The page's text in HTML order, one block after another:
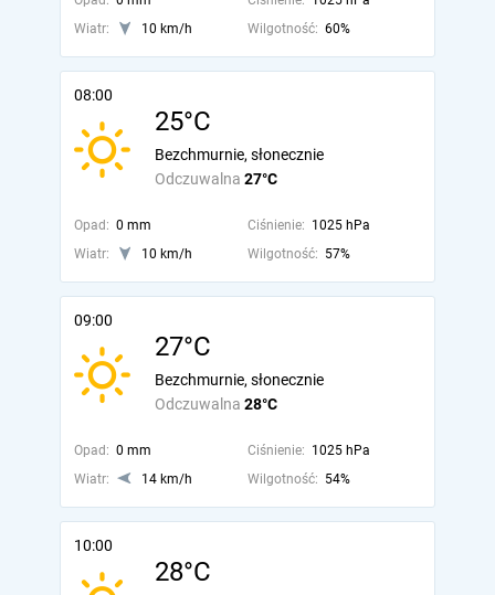
Wiatr:
10 km/h Wilgotność: 60%
08:00
25°C
Odczuwalna 27°C
Bezchmurnie, słonecznie
Opad: 0 mm Ciśnienie: 1025 hPa
Wiatr:
10 km/h Wilgotność: 57%
09:00
27°C
Odczuwalna 28°C
Bezchmurnie, słonecznie
Opad: 0 mm Ciśnienie: 1025 hPa
Wiatr:
14 km/h Wilgotność: 54%
10:00
28°C